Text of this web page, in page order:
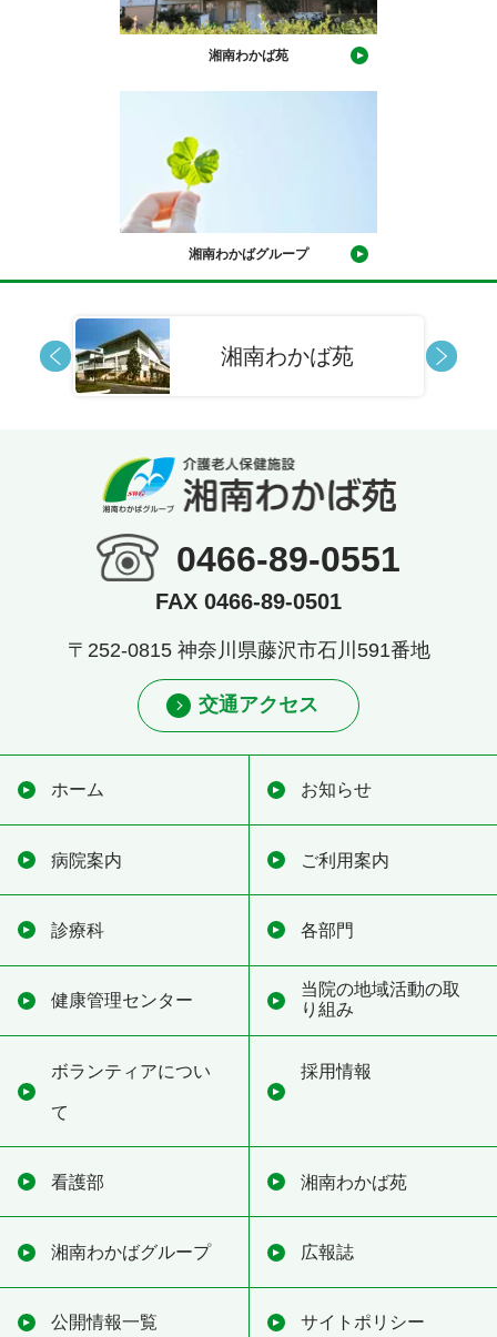
湘南わかば苑
湘南わかばグループ
湘南わかば苑
0466-89-0551
FAX 0466-89-0501
〒252-0815 神奈川県藤沢市石川591番地
交通アクセス
ホーム お知らせ
病院案内 ご利用案内
診療科 各部門
健康管理センター
当院の地域活動の取
り組み
ボランティアについ
て
採用情報
看護部 湘南わかば苑
湘南わかばグループ 広報誌
公開情報一覧 サイトポリシー